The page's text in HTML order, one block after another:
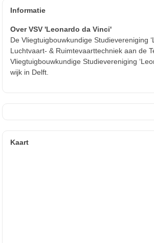
Informatie
Over VSV 'Leonardo da Vinci'
De Vliegtuigbouwkundige Studievereniging
Luchtvaart- & Ruimtevaarttechniek aan de
Vliegtuigbouwkundige Studievereniging
wijk in Delft.
Kaart